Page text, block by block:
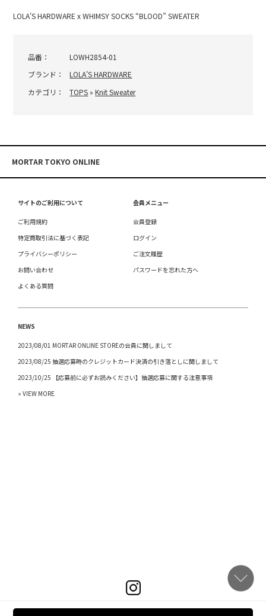
LOLA'S HARDWARE x WHIMSY SOCKS “BLOOD” SWEATER
品番：
LOWH2854-01
ブランド：
LOLA'S HARDWARE
カテゴリ：
TOPS »Knit Sweater
MORTAR TOKYO ONLINE
サイトのご利用について
ご利用規約
特定商取引法に基づく表記
プライバシーポリシー
お問い合わせ
よくある質問
会員メニュー
会員登録
ログイン
ご注文履歴
パスワードを忘れた方へ
NEWS
2023/08/01 MORTAR ONLINE STOREの会員に関しまして
2023/08/25 抽選応募時のクレジットカード決済の引き落としに関しまして
2023/10/25 【応募前に必ずお読みください】抽選応募に関する注意事項
» VIEW MORE